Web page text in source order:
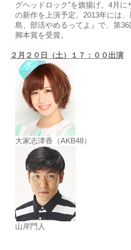
グヘッドロック”を旗揚げ。4月
の新作を上演予定。2013年には
島、部活やめるってよ』で、第
脚本賞を受賞。
２月２０日（土）１７：００出演
大家志津香（AKB48）
山岸門人